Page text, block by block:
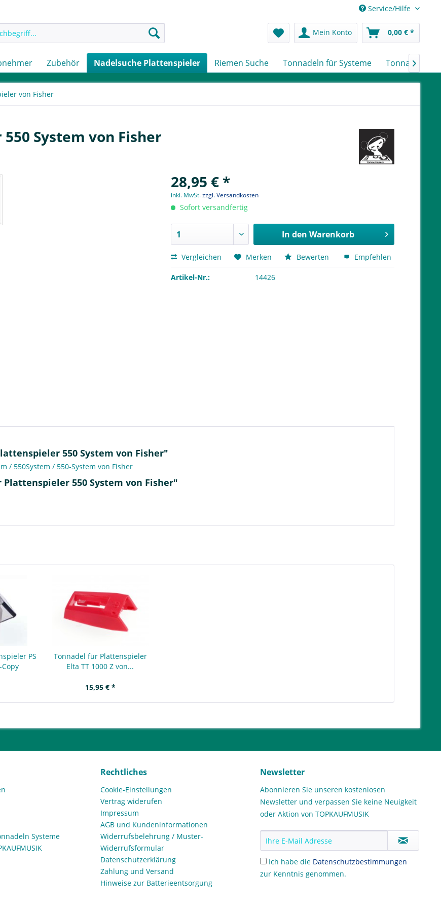
Service/Hilfe
Mein Konto 0,00 € *
Zubehör Nadelsuche Plattenspieler Riemen Suche Tonnadeln für Systeme Tonnadeln

von Fisher
System von Fisher
28,95 € *
inkl. MwSt.zzgl. Versandkosten
Sofort versandfertig
In den Warenkorb
Vergleichen Merken Bewerten Empfehlen
Artikel-Nr.: 14426
550 System von Fisher"
/ 550System / 550-System von Fisher
550 System von Fisher"
PS
Tonnadel für Plattenspieler
Elta TT 1000 Z von...
15,95 € *
Systeme
Rechtliches
Cookie-Einstellungen
Vertrag widerufen
Impressum
AGB und Kundeninformationen
Widerrufsbelehrung / Muster-
Widerrufsformular
Datenschutzerklärung
Zahlung und Versand
Hinweise zur Batterieentsorgung
Newsletter
Abonnieren Sie unseren kostenlosen
Newsletter und verpassen Sie keine Neuigkeit
oder Aktion von TOPKAUFMUSIK
Ich habe die Datenschutzbestimmungen
zur Kenntnis genommen.